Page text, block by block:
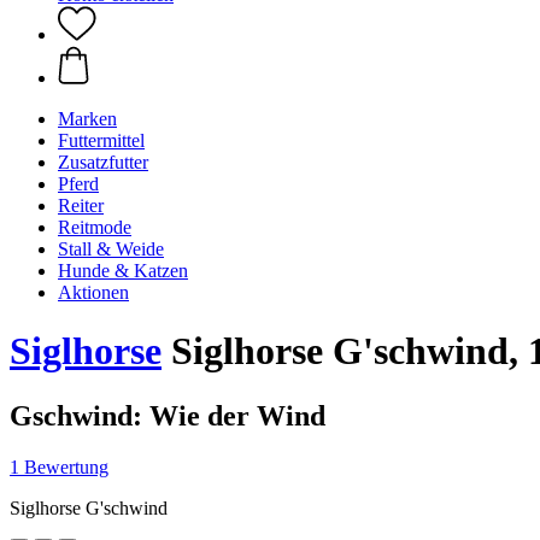
Marken
Futtermittel
Zusatzfutter
Pferd
Reiter
Reitmode
Stall & Weide
Hunde & Katzen
Aktionen
Siglhorse Siglhorse G'schwind,
Gschwind: Wie der Wind
1 Bewertung
Siglhorse G'schwind